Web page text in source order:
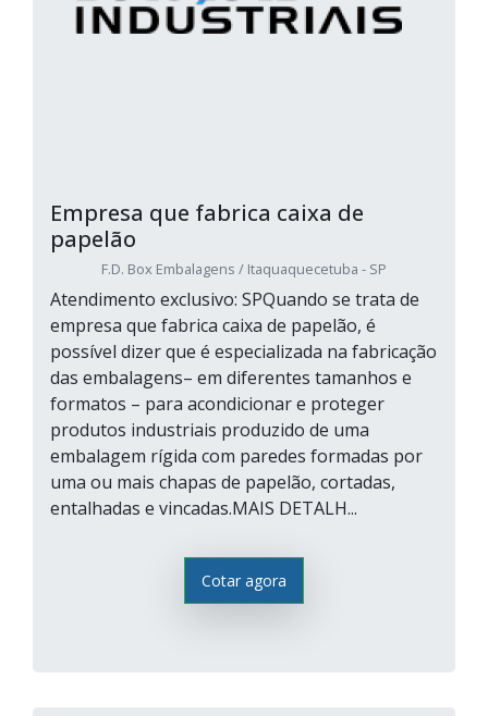
Empresa que fabrica caixa de
papelão
F.D. Box Embalagens / Itaquaquecetuba - SP
Atendimento exclusivo: SPQuando se trata de
empresa que fabrica caixa de papelão, é
possível dizer que é especializada na fabricação
das embalagens– em diferentes tamanhos e
formatos – para acondicionar e proteger
produtos industriais produzido de uma
embalagem rígida com paredes formadas por
uma ou mais chapas de papelão, cortadas,
entalhadas e vincadas.MAIS DETALH...
Cotar agora